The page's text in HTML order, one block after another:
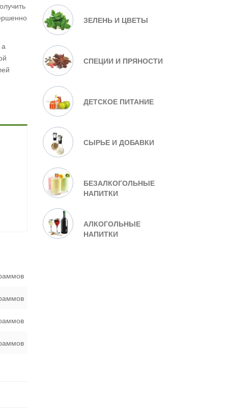
а
ЗЕЛЕНЬ И ЦВЕТЫ
СПЕЦИИ И ПРЯНОСТИ
ДЕТСКОЕ ПИТАНИЕ
СЫРЬЕ И ДОБАВКИ
БЕЗАЛКОГОЛЬНЫЕ
НАПИТКИ
АЛКОГОЛЬНЫЕ
НАПИТКИ